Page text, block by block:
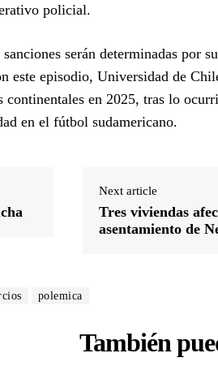
policial.
serán determinadas por
este episodio, Universidad de
en 2025, tras lo
en el fútbol sudamericano.
Next article
Tres viviendas
asentamiento de
polemica
También